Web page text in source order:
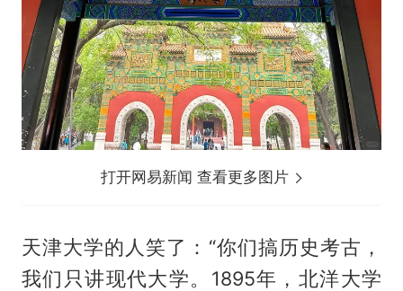
打开网易新闻 查看更多图片
天津大学的人笑了：“你们搞历史考古，
我们只讲现代大学。1895年，北洋大学